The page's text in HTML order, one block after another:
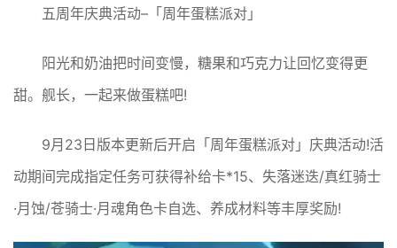
五周年庆典活动–「周年蛋糕派对」
阳光和奶油把时间变慢，糖果和巧克力让回忆变得更
甜。舰长，一起来做蛋糕吧!
9月23日版本更新后开启「周年蛋糕派对」庆典活动!活
动期间完成指定任务可获得补给卡*15、失落迷迭/真红骑士
·月蚀/苍骑士·月魂角色卡自选、养成材料等丰厚奖励!